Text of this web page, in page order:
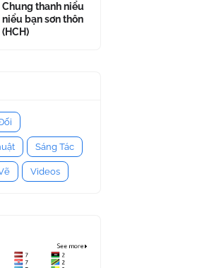
Chung thanh niểu
niểu bạn sơn thôn
(HCH)
Sáng Tác
Videos